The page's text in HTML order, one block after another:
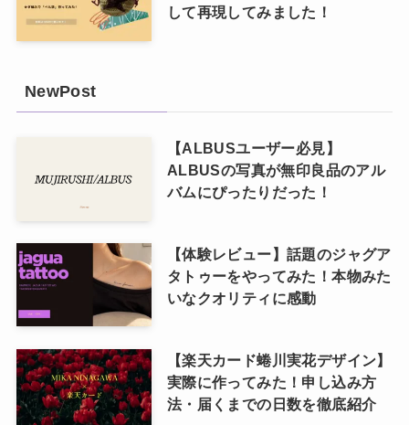
して再現してみました！
NewPost
【ALBUSユーザー必見】
ALBUSの写真が無印良品のアル
バムにぴったりだった！
【体験レビュー】話題のジャグア
タトゥーをやってみた！本物みた
いなクオリティに感動
【楽天カード蜷川実花デザイン】
実際に作ってみた！申し込み方
法・届くまでの日数を徹底紹介